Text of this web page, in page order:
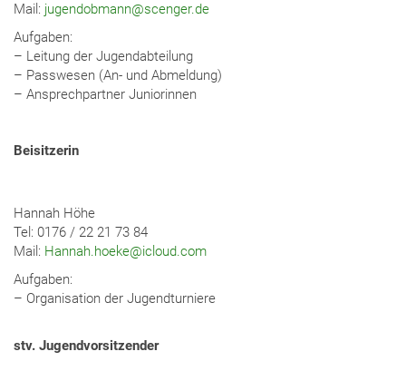
Mail: jugendobmann@scenger.de
Aufgaben:
– Leitung der Jugendabteilung
– Passwesen (An- und Abmeldung)
– Ansprechpartner Juniorinnen
Beisitzerin
Hannah Höhe
Tel: 0176 / 22 21 73 84
Mail: Hannah.hoeke@icloud.com
Aufgaben:
– Organisation der Jugendturniere
stv. Jugendvorsitzender